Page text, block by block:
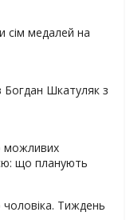
сім медалей на
Богдан Шкатуляк з
можливих
що планують
чоловіка. Тиждень